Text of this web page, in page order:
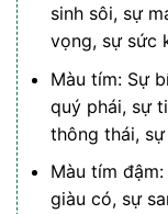
sinh sôi, sự
vọng, sự sức
Màu tím: Sự
quý phái, sự
thông thái,
Màu tím
giàu có, sự